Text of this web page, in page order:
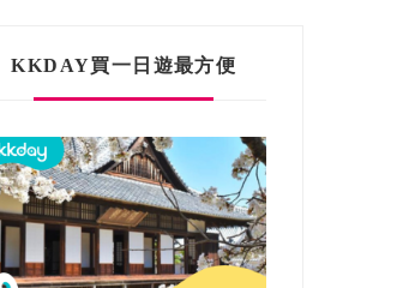
KKDAY買一日遊最方便